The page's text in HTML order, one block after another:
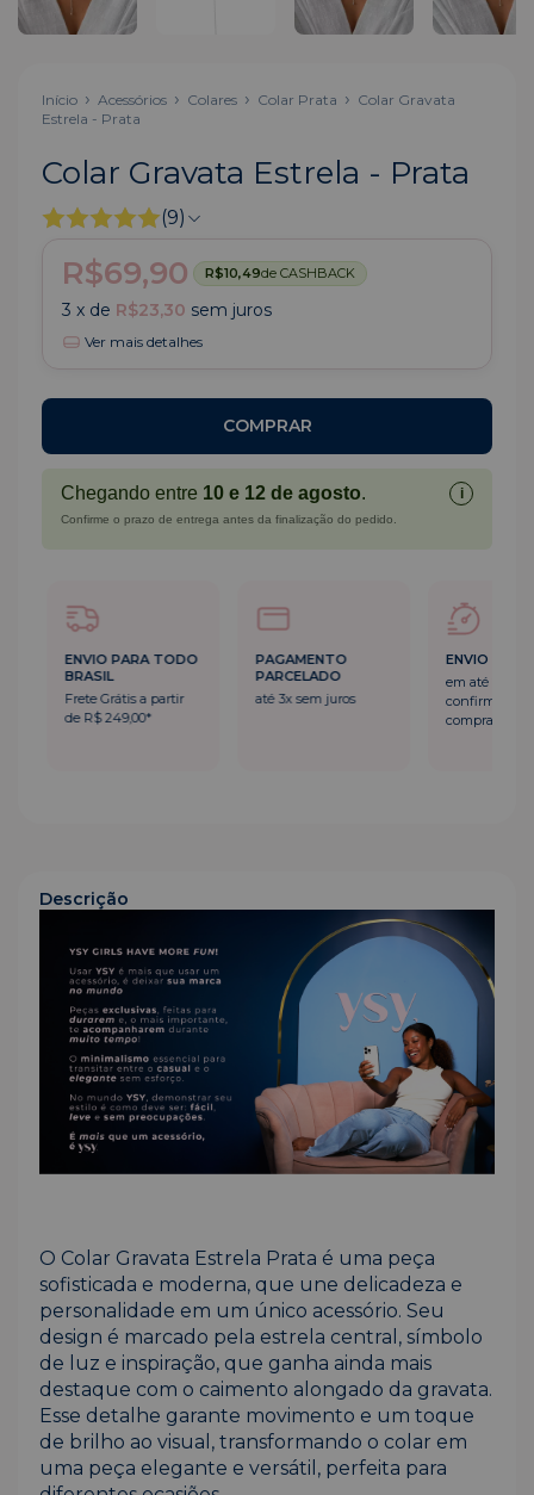
Início Acessórios Colares Colar Prata
Colar Gravata
Estrela - Prata
Colar Gravata Estrela - Prata
(9)
R$69,90 R$10,49de CASHBACK
3 x de R$23,30 sem juros
Ver mais detalhes
Chegando entre 10 e 12 de agosto. i
Confirme o prazo de entrega antes da finalização do pedido.
ENVIO PARA TODO
BRASIL
Frete Grátis a partir
de R$ 249,00*
PAGAMENTO
PARCELADO
até 3x sem juros
ENVIO
em até 24h
confirmação
compra
Descrição
O Colar Gravata Estrela Prata é uma peça
sofisticada e moderna, que une delicadeza e
personalidade em um único acessório. Seu
design é marcado pela estrela central, símbolo
de luz e inspiração, que ganha ainda mais
destaque com o caimento alongado da gravata.
Esse detalhe garante movimento e um toque
de brilho ao visual, transformando o colar em
uma peça elegante e versátil, perfeita para